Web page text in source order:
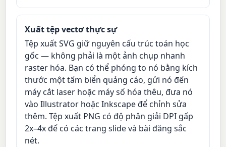
Xuất tệp vectơ thực sự
Tệp xuất SVG giữ nguyên cấu trúc toán học
gốc — không phải là một ảnh chụp nhanh
raster hóa. Bạn có thể phóng to nó bằng kích
thước một tấm biển quảng cáo, gửi nó đến
máy cắt laser hoặc máy số hóa thêu, đưa nó
vào Illustrator hoặc Inkscape để chỉnh sửa
thêm. Tệp xuất PNG có độ phân giải DPI gấp
2x–4x để có các trang slide và bài đăng sắc
nét.